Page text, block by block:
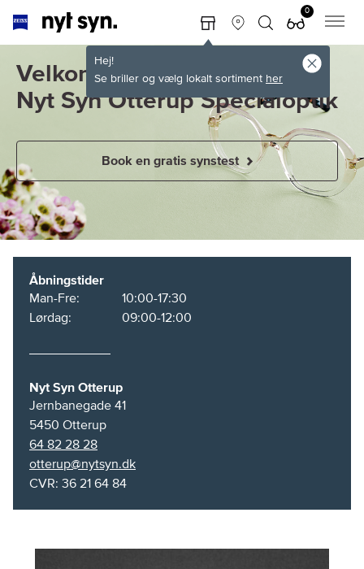
Hej!
Se briller og vælg lokalt sortiment her
0
Velkommen til
Nyt Syn Otterup Specialoptik
Book en gratis synstest
Åbningstider
Man-Fre:
10:00-17:30
Lørdag:
09:00-12:00
Nyt Syn Otterup
Jernbanegade 41
5450 Otterup
64 82 28 28
otterup@nytsyn.dk
CVR: 36 21 64 84